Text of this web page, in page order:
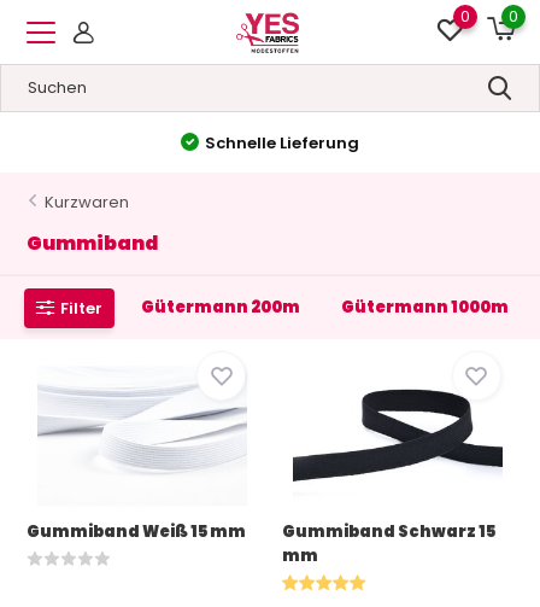
0 0
Hohe Qualität&
Kurzwaren
Gummiband
Filter Gütermann 200m Gütermann 1000m
Gummiband Weiß 15 mm
Gummiband Schwarz 15
mm